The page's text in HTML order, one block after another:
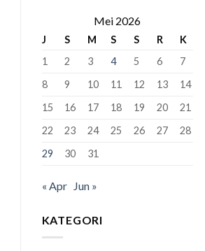
Kelas
SMAN
Bandung
Lulus
100%
Mei 2026
J S M S S R
K
1
2 3 4 5 6
7
8
9 10 11 12 13
14
15
16 17 18 19 20
21
22
23 24 25 26 27
28
29
30 31
« Apr Jun »
KATEGORI